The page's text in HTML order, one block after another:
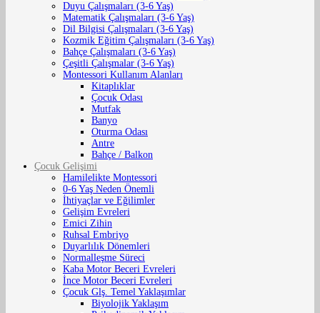
Duyu Çalışmaları (3-6 Yaş)
Matematik Çalışmaları (3-6 Yaş)
Dil Bilgisi Çalışmaları (3-6 Yaş)
Kozmik Eğitim Çalışmaları (3-6 Yaş)
Bahçe Çalışmaları (3-6 Yaş)
Çeşitli Çalışmalar (3-6 Yaş)
Montessori Kullanım Alanları
Kitaplıklar
Çocuk Odası
Mutfak
Banyo
Oturma Odası
Antre
Bahçe / Balkon
Çocuk Gelişimi
Hamilelikte Montessori
0-6 Yaş Neden Önemli
İhtiyaçlar ve Eğilimler
Gelişim Evreleri
Emici Zihin
Ruhsal Embriyo
Duyarlılık Dönemleri
Normalleşme Süreci
Kaba Motor Beceri Evreleri
İnce Motor Beceri Evreleri
Çocuk Glş. Temel Yaklaşımlar
Biyolojik Yaklaşım